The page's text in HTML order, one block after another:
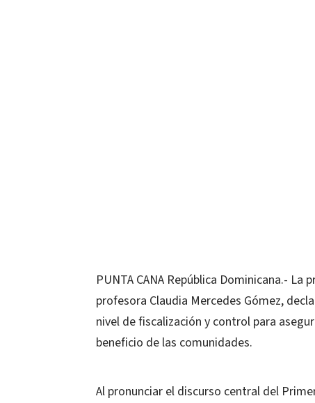
PUNTA CANA República Dominicana.-
profesora Claudia Mercedes Gómez,
nivel de fiscalización y control para
beneficio de las comunidades.
Al pronunciar el discurso central del